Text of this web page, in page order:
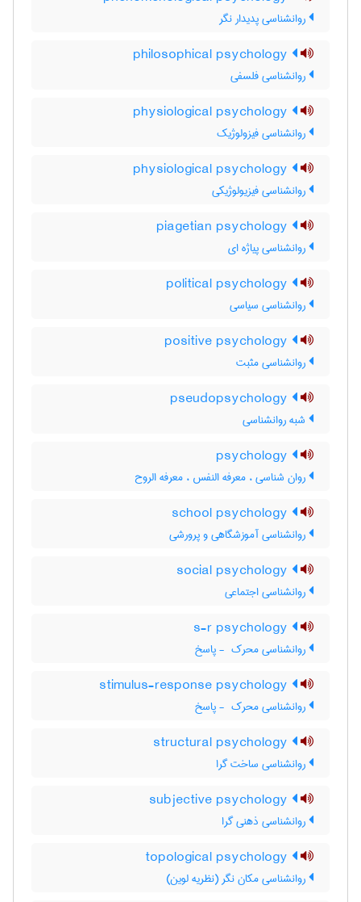
روانشناسی پدیدار نگر
روانشناسی فلسفی
روانشناسی فیزولوژیک
روانشناسی فیزیولوژیکی
روانشناسی پیاژه ای
روانشناسی سیاسی
روانشناسی مثبت
شبه روانشناسی
روان شناسی ، معرفه النفس ، معرفه الروح
روانشناسی آموزشگاهی و پرورشی
روانشناسی اجتماعی
روانشناسی محرک ‎ - پاسخ
روانشناسی محرک ‎ - پاسخ
روانشناسی ساخت گرا
روانشناسی ذهنی گرا
روانشناسی مکان نگر (نظریه لوین)